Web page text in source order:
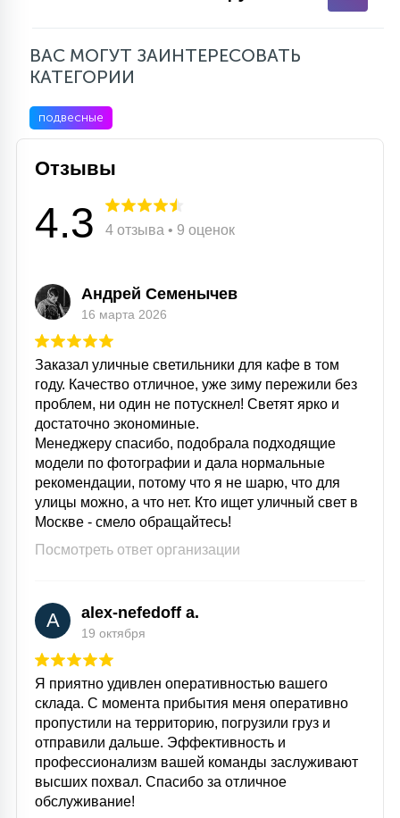
ВАС МОГУТ ЗАИНТЕРЕСОВАТЬ
КАТЕГОРИИ
подвесные
Отзывы
4.3 4 отзыва • 9 оценок
Андрей Семенычев
16 марта 2026
Заказал уличные светильники для кафе в том
году. Качество отличное, уже зиму пережили без
проблем, ни один не потускнел! Светят ярко и
достаточно экономиные.
Менеджеру спасибо, подобрала подходящие
модели по фотографии и дала нормальные
рекомендации, потому что я не шарю, что для
улицы можно, а что нет. Кто ищет уличный свет в
Москве - смело обращайтесь!
Посмотреть ответ организации
A alex-nefedoff a.
19 октября
Я приятно удивлен оперативностью вашего
склада. С момента прибытия меня оперативно
пропустили на территорию, погрузили груз и
отправили дальше. Эффективность и
профессионализм вашей команды заслуживают
высших похвал. Спасибо за отличное
обслуживание!